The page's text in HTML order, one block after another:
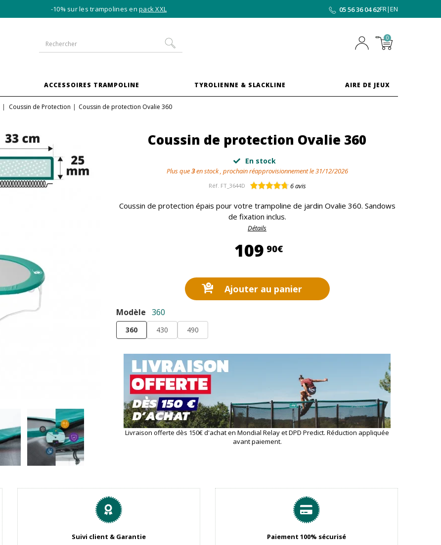
-10% sur les trampolines enpack XXL 05 56 36 04 62FR|EN
0
ACCESSOIRES TRAMPOLINE TYROLIENNE & SLACKLINE AIRE DE JEUX
Coussin de Protection Coussin de protection Ovalie 360
Coussin de protection Ovalie 360
En stock
Plus que3en stock , prochain réapprovisionnement le 31/12/2026
Réf. FT_3644D 6avis
Coussin de protection épais pour votre trampoline de jardin Ovalie 360. Sandows
de fixation inclus.
Détails
109 90€109,90 €
Ajouter au panier
Modèle 360
360 430 490
Livraison offerte dès 150€ d'achat en Mondial Relay et DPD Predict. Réduction appliquée
avant paiement.
Suivi client & Garantie
Paiement 100% sécurisé